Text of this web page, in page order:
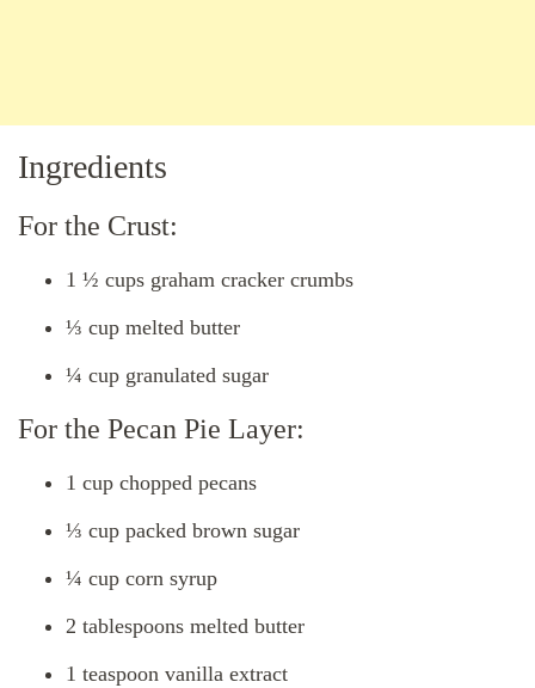
Ingredients
For the Crust:
1 ½ cups graham cracker crumbs
⅓ cup melted butter
¼ cup granulated sugar
For the Pecan Pie Layer:
1 cup chopped pecans
⅓ cup packed brown sugar
¼ cup corn syrup
2 tablespoons melted butter
1 teaspoon vanilla extract